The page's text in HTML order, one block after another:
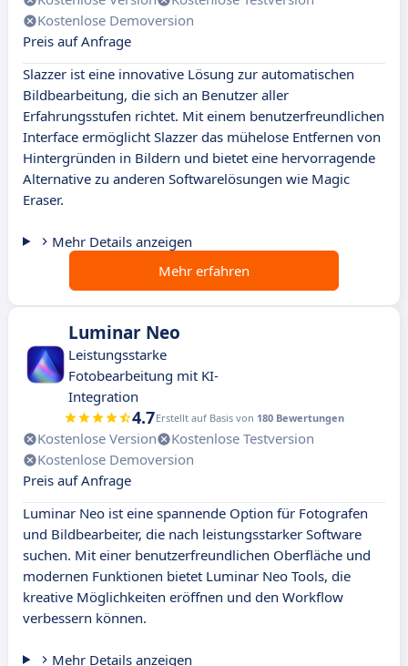
Kostenlose Demoversion
Preis auf Anfrage
Slazzer ist eine innovative Lösung zur automatischen
Bildbearbeitung, die sich an Benutzer aller
Erfahrungsstufen richtet. Mit einem benutzerfreundlichen
Interface ermöglicht Slazzer das mühelose Entfernen von
Hintergründen in Bildern und bietet eine hervorragende
Alternative zu anderen Softwarelösungen wie Magic
Eraser.
Mehr Details anzeigen
Mehr erfahren
Luminar Neo
Leistungsstarke
Fotobearbeitung mit KI-
Integration
4.7Erstellt auf Basis von 180 Bewertungen
Kostenlose Version
Kostenlose Testversion
Kostenlose Demoversion
Preis auf Anfrage
Luminar Neo ist eine spannende Option für Fotografen
und Bildbearbeiter, die nach leistungsstarker Software
suchen. Mit einer benutzerfreundlichen Oberfläche und
modernen Funktionen bietet Luminar Neo Tools, die
kreative Möglichkeiten eröffnen und den Workflow
verbessern können.
Mehr Details anzeigen